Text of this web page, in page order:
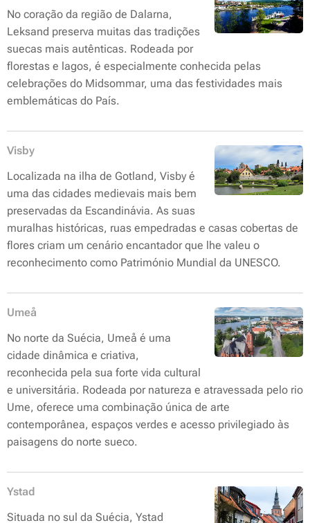
No coração da região de Dalarna,
Leksand preserva muitas das tradições
suecas mais autênticas. Rodeada por
florestas e lagos, é especialmente conhecida pelas
celebrações do Midsommar, uma das festividades mais
emblemáticas do País.
Visby
Localizada na ilha de Gotland, Visby é
uma das cidades medievais mais bem
preservadas da Escandinávia. As suas
muralhas históricas, ruas empedradas e casas cobertas de
flores criam um cenário encantador que lhe valeu o
reconhecimento como Património Mundial da UNESCO.
Umeå
No norte da Suécia, Umeå é uma
cidade dinâmica e criativa,
reconhecida pela sua forte vida cultural
e universitária. Rodeada por natureza e atravessada pelo rio
Ume, oferece uma combinação única de arte
contemporânea, espaços verdes e acesso privilegiado às
paisagens do norte sueco.
Ystad
Situada no sul da Suécia, Ystad